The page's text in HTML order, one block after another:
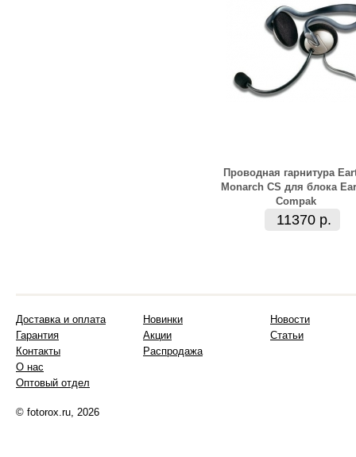
Проводная гарнитура
Monarch CS для блока
Compak
11370 р.
Доставка и оплата
Гарантия
Контакты
О нас
Оптовый отдел
Новинки
Акции
Распродажа
Новости
Статьи
© fotorox.ru, 2026